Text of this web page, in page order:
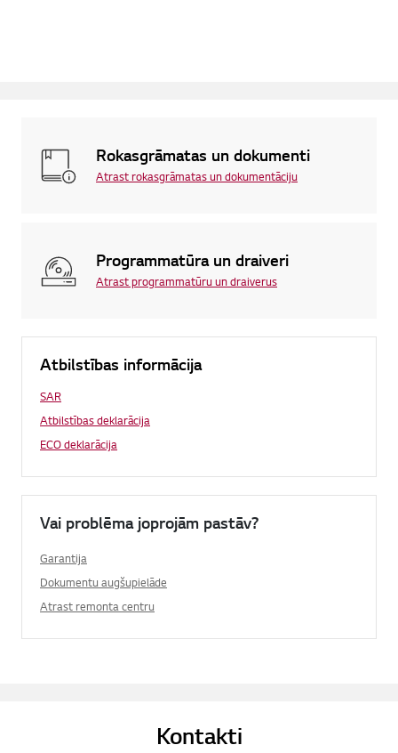
Rokasgrāmatas un dokumenti
Atrast rokasgrāmatas un dokumentāciju
Programmatūra un draiveri
Atrast programmatūru un draiverus
Atbilstības informācija
SAR
Atbilstības deklarācija
ECO deklarācija
Vai problēma joprojām pastāv?
Garantija
Dokumentu augšupielāde
Atrast remonta centru
Kontakti